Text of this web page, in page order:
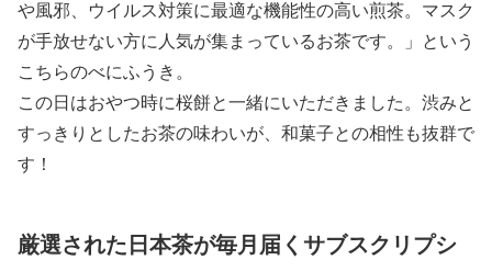
や風邪、ウイルス対策に最適な機能性の高い煎茶。マスク
が手放せない方に人気が集まっているお茶です。」という
こちらのべにふうき。
この日はおやつ時に桜餅と一緒にいただきました。渋みと
すっきりとしたお茶の味わいが、和菓子との相性も抜群で
す！
厳選された日本茶が毎月届くサブスクリプシ